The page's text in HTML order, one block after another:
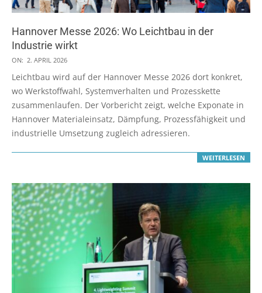
Hannover Messe 2026: Wo Leichtbau in der
Industrie wirkt
2026-
04-
02
ON: 2. APRIL 2026
Leichtbau wird auf der Hannover Messe 2026 dort konkret,
wo Werkstoffwahl, Systemverhalten und Prozesskette
zusammenlaufen. Der Vorbericht zeigt, welche Exponate in
Hannover Materialeinsatz, Dämpfung, Prozessfähigkeit und
industrielle Umsetzung zugleich adressieren.
WEITERLESEN